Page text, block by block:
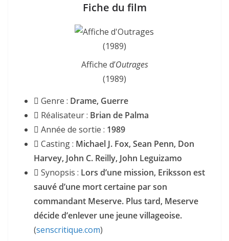
Fiche du film
Affiche d’Outrages
(1989)
Genre : Drame, Guerre
Réalisateur : Brian de Palma
Année de sortie : 1989
Casting : Michael J. Fox, Sean Penn, Don
Harvey, John C. Reilly, John Leguizamo
Synopsis : Lors d’une mission, Eriksson est
sauvé d’une mort certaine par son
commandant Meserve. Plus tard, Meserve
décide d’enlever une jeune villageoise.
(senscritique.com)